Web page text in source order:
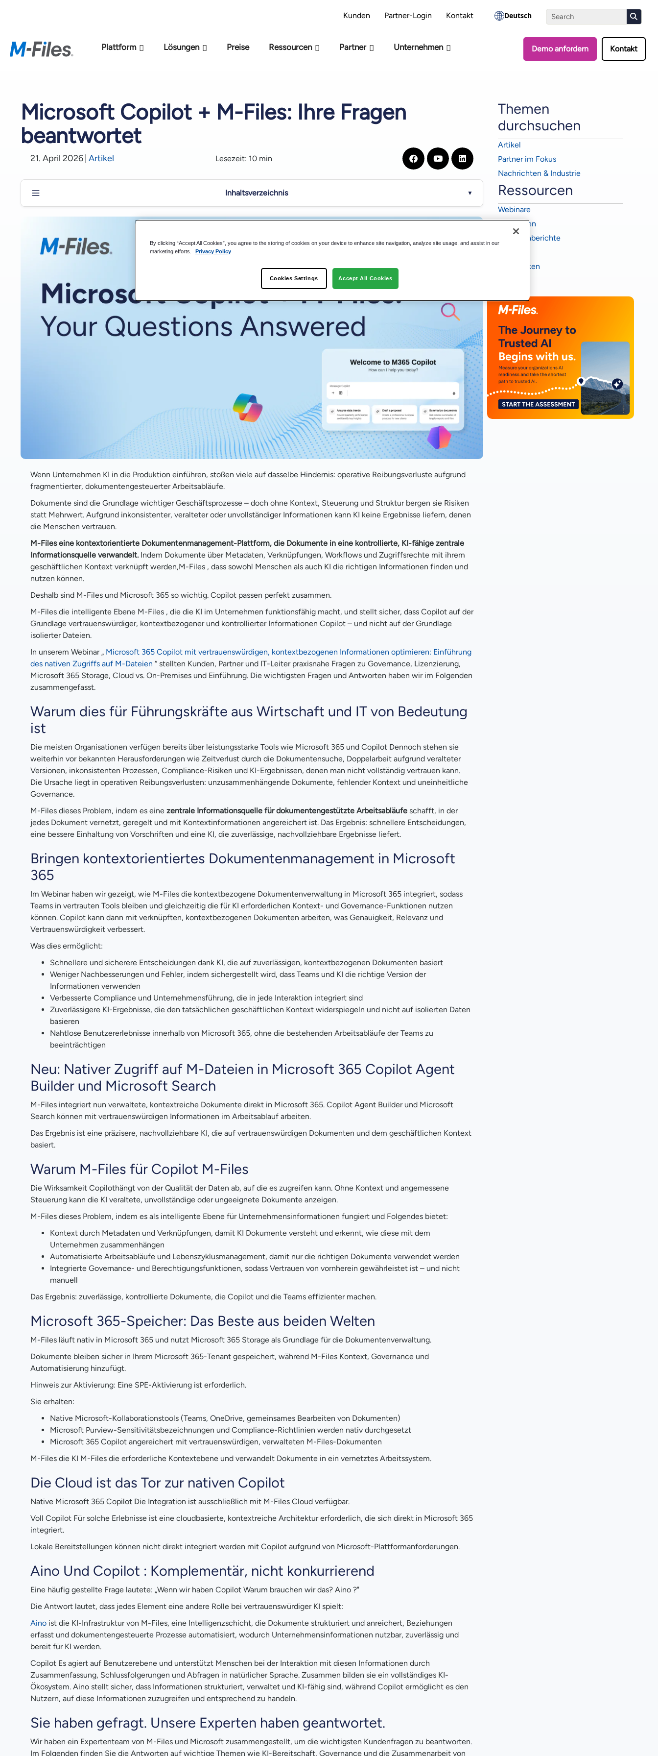
Kunden Partner-Login Kontakt Deutsch
Plattform Lösungen Preise Ressourcen Partner Unternehmen Demo anfordern Kontakt
Microsoft Copilot + M-Files: Ihre Fragen
beantwortet
21. April 2026 Artikel Lesezeit: 10 min
Inhaltsverzeichnis ▼
Warum dies für Führungskräfte aus Wirtschaft und IT von Bedeutung ist
Bringen kontextorientiertes Dokumentenmanagement in Microsoft 365
Warum M-Files für Copilot M-Files
Microsoft 365-Speicher: Das Beste aus beiden Welten
Die Cloud ist das Tor zur nativen Copilot
Dokumentenerstellung und -automatisierung
Copilot , Sicherheit und Governance
Transparenz und Vertrauen
Copilot und Genauigkeit
Cloud vs. lokale Lösung
Lizenzierung, Speicherung und Kosten
Datenisolierung, Tests und KI-Bereitschaft
Nutzung von KI-Daten und Vertrauen in KI-Modelle
Wenn Unternehmen KI in die Produktion einführen, stoßen viele auf dasselbe Hindernis: operative Reibungsverluste aufgrund
fragmentierter, dokumentengesteuerter Arbeitsabläufe.
Dokumente sind die Grundlage wichtiger Geschäftsprozesse – doch ohne Kontext, Steuerung und Struktur bergen sie Risiken
statt Mehrwert. Aufgrund inkonsistenter, veralteter oder unvollständiger Informationen kann KI keine Ergebnisse liefern, denen
die Menschen vertrauen.
M-Files eine kontextorientierte Dokumentenmanagement-Plattform, die Dokumente in eine kontrollierte, KI-fähige zentrale
Informationsquelle verwandelt. Indem Dokumente über Metadaten, Verknüpfungen, Workflows und Zugriffsrechte mit ihrem
geschäftlichen Kontext verknüpft werden,M-Files , dass sowohl Menschen als auch KI die richtigen Informationen finden und
nutzen können.
Deshalb sind M-Files und Microsoft 365 so wichtig. Copilot passen perfekt zusammen.
M-Files die intelligente Ebene M-Files , die die KI im Unternehmen funktionsfähig macht, und stellt sicher, dass Copilot auf der
Grundlage vertrauenswürdiger, kontextbezogener und kontrollierter Informationen Copilot – und nicht auf der Grundlage
isolierter Dateien.
In unserem Webinar „ Microsoft 365 Copilot mit vertrauenswürdigen, kontextbezogenen Informationen optimieren: Einführung
des nativen Zugriffs auf M-Dateien “ stellten Kunden, Partner und IT-Leiter praxisnahe Fragen zu Governance, Lizenzierung,
Microsoft 365 Storage, Cloud vs. On-Premises und Einführung. Die wichtigsten Fragen und Antworten haben wir im Folgenden
zusammengefasst.
Warum dies für Führungskräfte aus Wirtschaft und IT von Bedeutung
ist
Die meisten Organisationen verfügen bereits über leistungsstarke Tools wie Microsoft 365 und Copilot Dennoch stehen sie
weiterhin vor bekannten Herausforderungen wie Zeitverlust durch die Dokumentensuche, Doppelarbeit aufgrund veralteter
Versionen, inkonsistenten Prozessen, Compliance-Risiken und KI-Ergebnissen, denen man nicht vollständig vertrauen kann.
Die Ursache liegt in operativen Reibungsverlusten: unzusammenhängende Dokumente, fehlender Kontext und uneinheitliche
Governance.
M-Files dieses Problem, indem es eine zentrale Informationsquelle für dokumentengestützte Arbeitsabläufe schafft, in der
jedes Dokument vernetzt, geregelt und mit Kontextinformationen angereichert ist. Das Ergebnis: schnellere Entscheidungen,
eine bessere Einhaltung von Vorschriften und eine KI, die zuverlässige, nachvollziehbare Ergebnisse liefert.
Bringen kontextorientiertes Dokumentenmanagement in Microsoft
365
Im Webinar haben wir gezeigt, wie M-Files die kontextbezogene Dokumentenverwaltung in Microsoft 365 integriert, sodass
Teams in vertrauten Tools bleiben und gleichzeitig die für KI erforderlichen Kontext- und Governance-Funktionen nutzen
können. Copilot kann dann mit verknüpften, kontextbezogenen Dokumenten arbeiten, was Genauigkeit, Relevanz und
Vertrauenswürdigkeit verbessert.
Was dies ermöglicht:
Schnellere und sicherere Entscheidungen dank KI, die auf zuverlässigen, kontextbezogenen Dokumenten basiert
Weniger Nachbesserungen und Fehler, indem sichergestellt wird, dass Teams und KI die richtige Version der
Informationen verwenden
Verbesserte Compliance und Unternehmensführung, die in jede Interaktion integriert sind
Zuverlässigere KI-Ergebnisse, die den tatsächlichen geschäftlichen Kontext widerspiegeln und nicht auf isolierten Daten
basieren
Nahtlose Benutzererlebnisse innerhalb von Microsoft 365, ohne die bestehenden Arbeitsabläufe der Teams zu
beeinträchtigen
Neu: Nativer Zugriff auf M-Dateien in Microsoft 365 Copilot Agent
Builder und Microsoft Search
M-Files integriert nun verwaltete, kontextreiche Dokumente direkt in Microsoft 365. Copilot Agent Builder und Microsoft
Search können mit vertrauenswürdigen Informationen im Arbeitsablauf arbeiten.
Das Ergebnis ist eine präzisere, nachvollziehbare KI, die auf vertrauenswürdigen Dokumenten und dem geschäftlichen Kontext
basiert.
Warum M-Files für Copilot M-Files
Die Wirksamkeit Copilothängt von der Qualität der Daten ab, auf die es zugreifen kann. Ohne Kontext und angemessene
Steuerung kann die KI veraltete, unvollständige oder ungeeignete Dokumente anzeigen.
M-Files dieses Problem, indem es als intelligente Ebene für Unternehmensinformationen fungiert und Folgendes bietet:
Kontext durch Metadaten und Verknüpfungen, damit KI Dokumente versteht und erkennt, wie diese mit dem
Unternehmen zusammenhängen
Automatisierte Arbeitsabläufe und Lebenszyklusmanagement, damit nur die richtigen Dokumente verwendet werden
Integrierte Governance- und Berechtigungsfunktionen, sodass Vertrauen von vornherein gewährleistet ist – und nicht
manuell
Das Ergebnis: zuverlässige, kontrollierte Dokumente, die Copilot und die Teams effizienter machen.
Microsoft 365-Speicher: Das Beste aus beiden Welten
M-Files läuft nativ in Microsoft 365 und nutzt Microsoft 365 Storage als Grundlage für die Dokumentenverwaltung.
Dokumente bleiben sicher in Ihrem Microsoft 365-Tenant gespeichert, während M-Files Kontext, Governance und
Automatisierung hinzufügt.
Hinweis zur Aktivierung: Eine SPE-Aktivierung ist erforderlich.
Sie erhalten:
Native Microsoft-Kollaborationstools (Teams, OneDrive, gemeinsames Bearbeiten von Dokumenten)
Microsoft Purview-Sensitivitätsbezeichnungen und Compliance-Richtlinien werden nativ durchgesetzt
Microsoft 365 Copilot angereichert mit vertrauenswürdigen, verwalteten M-Files-Dokumenten
M-Files die KI M-Files die erforderliche Kontextebene und verwandelt Dokumente in ein vernetztes Arbeitssystem.
Die Cloud ist das Tor zur nativen Copilot
Native Microsoft 365 Copilot Die Integration ist ausschließlich mit M-Files Cloud verfügbar.
Voll Copilot Für solche Erlebnisse ist eine cloudbasierte, kontextreiche Architektur erforderlich, die sich direkt in Microsoft 365
integriert.
Lokale Bereitstellungen können nicht direkt integriert werden mit Copilot aufgrund von Microsoft-Plattformanforderungen.
Aino Und Copilot : Komplementär, nicht konkurrierend
Eine häufig gestellte Frage lautete: „Wenn wir haben Copilot Warum brauchen wir das? Aino ?"
Die Antwort lautet, dass jedes Element eine andere Rolle bei vertrauenswürdiger KI spielt:
Aino ist die KI-Infrastruktur von M-Files, eine Intelligenzschicht, die Dokumente strukturiert und anreichert, Beziehungen
erfasst und dokumentengesteuerte Prozesse automatisiert, wodurch Unternehmensinformationen nutzbar, zuverlässig und
bereit für KI werden.
Copilot Es agiert auf Benutzerebene und unterstützt Menschen bei der Interaktion mit diesen Informationen durch
Zusammenfassung, Schlussfolgerungen und Abfragen in natürlicher Sprache. Zusammen bilden sie ein vollständiges KI-
Ökosystem. Aino stellt sicher, dass Informationen strukturiert, verwaltet und KI-fähig sind, während Copilot ermöglicht es den
Nutzern, auf diese Informationen zuzugreifen und entsprechend zu handeln.
Sie haben gefragt. Unsere Experten haben geantwortet.
Wir haben ein Expertenteam von M-Files und Microsoft zusammengestellt, um die wichtigsten Kundenfragen zu beantworten.
Im Folgenden finden Sie die Antworten auf wichtige Themen wie KI-Bereitschaft, Governance und die Zusammenarbeit von
Themen
durchsuchen
Artikel
Partner im Fokus
Nachrichten & Industrie
Ressourcen
Webinare
Fallstudien
Branchenberichte
Infografiken
Neues M-Files-KI-Bereitschaftsmodell – Sind Sie bereit für KI? Assessment starten
By clicking “Accept All Cookies”, you agree to the storing of cookies on your device to enhance site navigation, analyze site usage, and assist in our
marketing efforts.
Privacy Policy
Cookies Settings Accept All Cookies